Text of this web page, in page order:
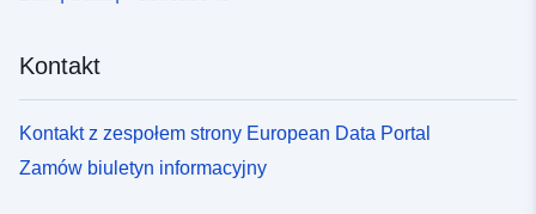
Kontakt
Kontakt z zespołem strony European Data Portal
Zamów biuletyn informacyjny